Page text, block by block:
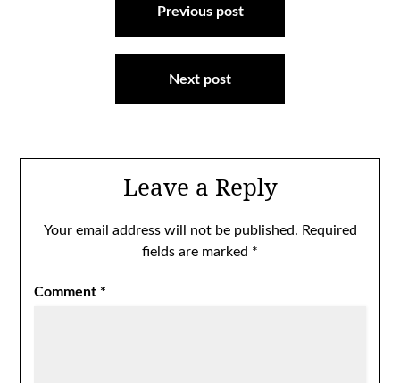
Previous post
Next post
Leave a Reply
Your email address will not be published. Required
fields are marked *
Comment *